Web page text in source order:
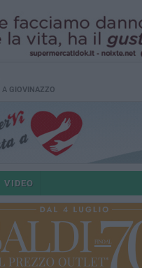
A GIOVINAZZO
VIDEO